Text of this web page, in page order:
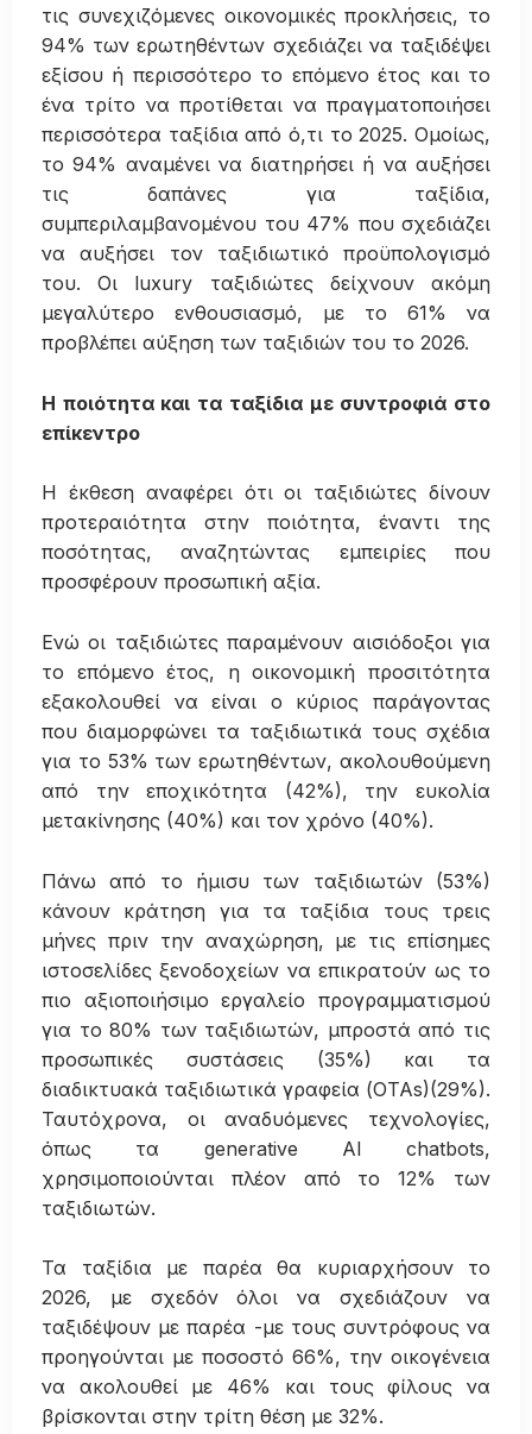
τις συνεχιζόμενες οικονομικές προκλήσεις, το
94% των ερωτηθέντων σχεδιάζει να ταξιδέψει
εξίσου ή περισσότερο το επόμενο έτος και το
ένα τρίτο να προτίθεται να πραγματοποιήσει
περισσότερα ταξίδια από ό,τι το 2025. Ομοίως,
το 94% αναμένει να διατηρήσει ή να αυξήσει
τις δαπάνες για ταξίδια,
συμπεριλαμβανομένου του 47% που σχεδιάζει
να αυξήσει τον ταξιδιωτικό προϋπολογισμό
του. Οι luxury ταξιδιώτες δείχνουν ακόμη
μεγαλύτερο ενθουσιασμό, με το 61% να
προβλέπει αύξηση των ταξιδιών του το 2026.
Η ποιότητα και τα ταξίδια με συντροφιά στο
επίκεντρο
Η έκθεση αναφέρει ότι οι ταξιδιώτες δίνουν
προτεραιότητα στην ποιότητα, έναντι της
ποσότητας, αναζητώντας εμπειρίες που
προσφέρουν προσωπική αξία.
Ενώ οι ταξιδιώτες παραμένουν αισιόδοξοι για
το επόμενο έτος, η οικονομική προσιτότητα
εξακολουθεί να είναι ο κύριος παράγοντας
που διαμορφώνει τα ταξιδιωτικά τους σχέδια
για το 53% των ερωτηθέντων, ακολουθούμενη
από την εποχικότητα (42%), την ευκολία
μετακίνησης (40%) και τον χρόνο (40%).
Πάνω από το ήμισυ των ταξιδιωτών (53%)
κάνουν κράτηση για τα ταξίδια τους τρεις
μήνες πριν την αναχώρηση, με τις επίσημες
ιστοσελίδες ξενοδοχείων να επικρατούν ως το
πιο αξιοποιήσιμο εργαλείο προγραμματισμού
για το 80% των ταξιδιωτών, μπροστά από τις
προσωπικές συστάσεις (35%) και τα
διαδικτυακά ταξιδιωτικά γραφεία (OTAs)(29%).
Ταυτόχρονα, οι αναδυόμενες τεχνολογίες,
όπως τα generative AI chatbots,
χρησιμοποιούνται πλέον από το 12% των
ταξιδιωτών.
Τα ταξίδια με παρέα θα κυριαρχήσουν το
2026, με σχεδόν όλοι να σχεδιάζουν να
ταξιδέψουν με παρέα -με τους συντρόφους να
προηγούνται με ποσοστό 66%, την οικογένεια
να ακολουθεί με 46% και τους φίλους να
βρίσκονται στην τρίτη θέση με 32%.